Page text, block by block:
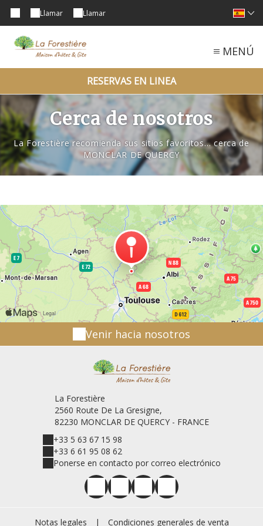
Llamar Llamar
MENÚ
RESERVAS EN LINEA
Cerca de nosotros
La Forestière recomienda sus sitios favoritos… cerca de
MONCLAR DE QUERCY
Venir hacia nosotros
La Forestière
2560 Route De La Gresigne,
82230 MONCLAR DE QUERCY - FRANCE
+33 5 63 67 15 98
+33 6 61 95 08 62
Ponerse en contacto por correo electrónico
Notas legales | Condiciones generales de venta